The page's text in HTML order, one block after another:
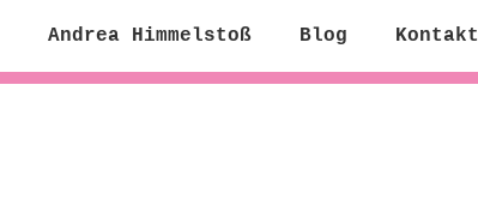
Andrea Himmelstoß Blog Kontakt